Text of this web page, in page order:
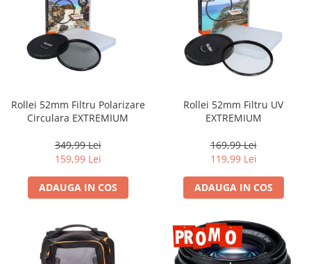
Rollei 52mm Filtru Polarizare
Circulara EXTREMIUM
349,99 Lei
159,99 Lei
ADAUGA IN COS
Rollei 52mm Filtru UV
EXTREMIUM
169,99 Lei
119,99 Lei
ADAUGA IN COS